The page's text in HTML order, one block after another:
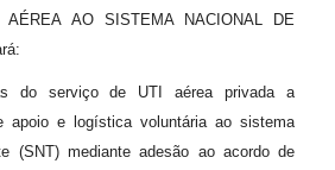
AO SISTEMA NACIONAL DE
do serviço de UTI aérea privada a
apoio e logística voluntária ao sistema
(SNT) mediante adesão ao acordo de